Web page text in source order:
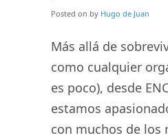
Posted on by Hugo de Juan
Más allá de
como cualquier
es poco), desde
estamos
con muchos de los